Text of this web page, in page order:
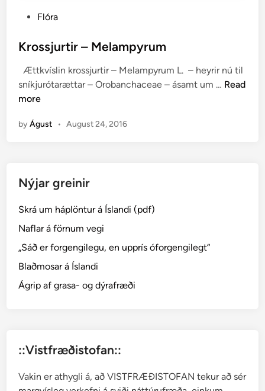
s
e
d
i
Flóra
Krossjurtir – Melampyrum
Ættkvíslin krossjurtir – Melampyrum L. – heyrir nú til
sníkjurótarættar – Orobanchaceae – ásamt um … K
m
Read
more
byÁgust • August 24, 2016
Nýjar greinir
Skrá um háplöntur á Íslandi (pdf)
Naflar á förnum vegi
„Sáð er forgengilegu, en upprís óforgengilegt“
Blaðmosar á Íslandi
Ágrip af grasa- og dýrafræði
::Vistfræðistofan::
Vakin er athygli á, að VISTFRÆÐISTOFAN tekur að sér